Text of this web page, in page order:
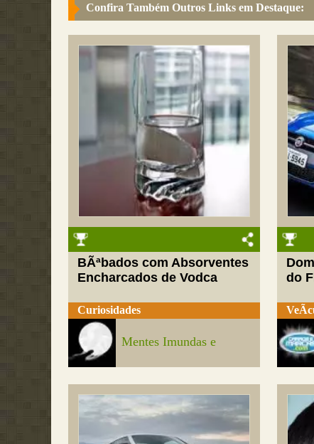
Confira Também Outros Links em Destaque:
BÃªbados com Absorventes
Encharcados de Vodca
Curiosidades
Mentes Imundas e
do